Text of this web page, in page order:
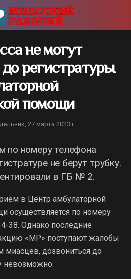
не могут
регистратуры
помощи
27 марта 2023 г.
по номеру телефона
не берут трубку.
в ГБ № 2.
в Центр амбулаторной
осуществляется по номеру
38. Однако последние
«МР» поступают жалобы
миасцев, дозвониться до
невозможно.